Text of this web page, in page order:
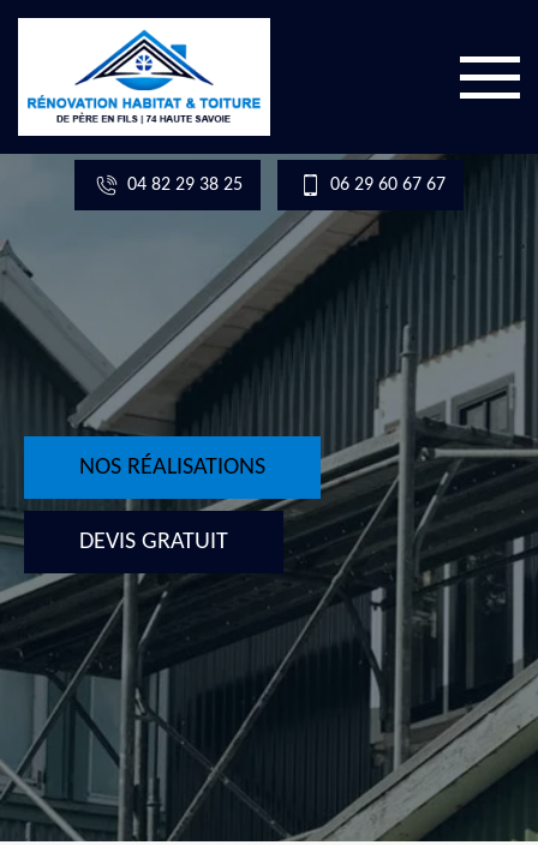
04 82 29 38 25 06 29 60 67 67
NOS RÉALISATIONS
DEVIS GRATUIT